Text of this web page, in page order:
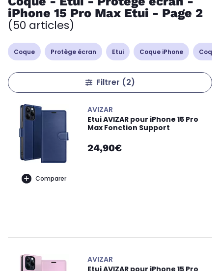
iPhone 15 Pro Max Etui - Page 2
(50 articles)
Coque Protège écran Etui Coque iPhone
Filtrer (2)
Comparer
AVIZAR
Etui AVIZAR pour iPhone 15 Pro
Max Fonction Support
24,90€
AVIZAR
Etui AVIZAR pour iPhone 15 Pro